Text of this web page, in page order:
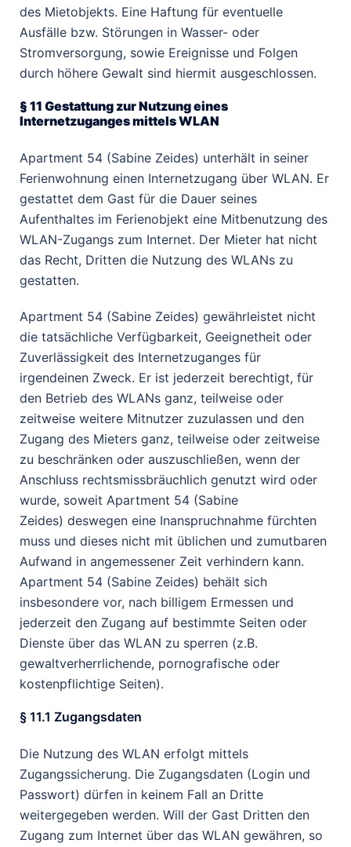
des Mietobjekts. Eine Haftung für eventuelle
Ausfälle bzw. Störungen in Wasser- oder
Stromversorgung, sowie Ereignisse und Folgen
durch höhere Gewalt sind hiermit ausgeschlossen.
§ 11 Gestattung zur Nutzung eines
Internetzuganges mittels WLAN
Apartment 54 (Sabine Zeides) unterhält in seiner
Ferienwohnung einen Internetzugang über WLAN. Er
gestattet dem Gast für die Dauer seines
Aufenthaltes im Ferienobjekt eine Mitbenutzung des
WLAN-Zugangs zum Internet. Der Mieter hat nicht
das Recht, Dritten die Nutzung des WLANs zu
gestatten.
Apartment 54 (Sabine Zeides) gewährleistet nicht
die tatsächliche Verfügbarkeit, Geeignetheit oder
Zuverlässigkeit des Internetzuganges für
irgendeinen Zweck. Er ist jederzeit berechtigt, für
den Betrieb des WLANs ganz, teilweise oder
zeitweise weitere Mitnutzer zuzulassen und den
Zugang des Mieters ganz, teilweise oder zeitweise
zu beschränken oder auszuschließen, wenn der
Anschluss rechtsmissbräuchlich genutzt wird oder
wurde, soweit Apartment 54 (Sabine
Zeides) deswegen eine Inanspruchnahme fürchten
muss und dieses nicht mit üblichen und zumutbaren
Aufwand in angemessener Zeit verhindern kann.
Apartment 54 (Sabine Zeides) behält sich
insbesondere vor, nach billigem Ermessen und
jederzeit den Zugang auf bestimmte Seiten oder
Dienste über das WLAN zu sperren (z.B.
gewaltverherrlichende, pornografische oder
kostenpflichtige Seiten).
§ 11.1 Zugangsdaten
Die Nutzung des WLAN erfolgt mittels
Zugangssicherung. Die Zugangsdaten (Login und
Passwort) dürfen in keinem Fall an Dritte
weitergegeben werden. Will der Gast Dritten den
Zugang zum Internet über das WLAN gewähren, so